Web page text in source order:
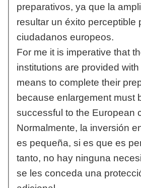
preparativos, ya que la
resultar un éxito perceptible
ciudadanos europeos.
For me it is imperative that
institutions are provided
means to complete their
because enlargement must
successful to the European
Normalmente, la inversión
es pequeña, si es que es
tanto, no hay ninguna
se les conceda una